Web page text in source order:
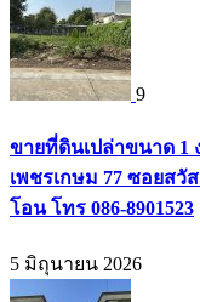
9
ขายที่ดินเปล่าขนาด 1
เพชรเกษม 77 ซอยสวั
โอน โทร 086-8901523
5 มิถุนายน 2026